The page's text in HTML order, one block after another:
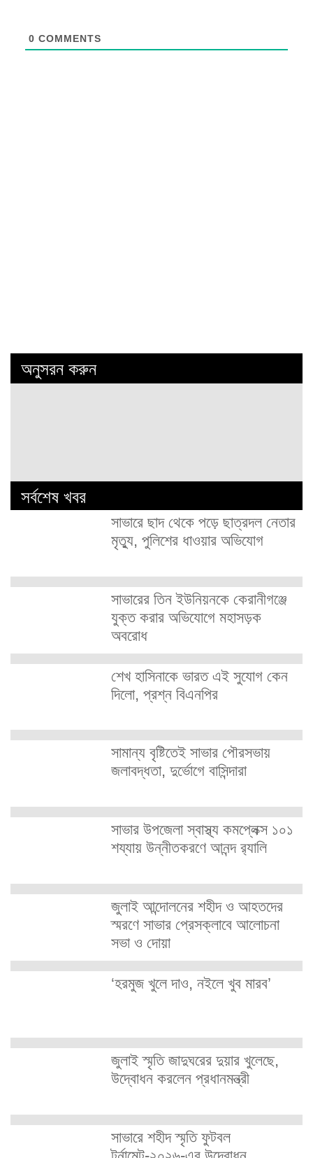
0 COMMENTS
অনুসরন করুন
সর্বশেষ খবর
সাভারে ছাদ থেকে পড়ে ছাত্রদল নেতার
মৃত্যু, পুলিশের ধাওয়ার অভিযোগ
সাভারের তিন ইউনিয়নকে কেরানীগঞ্জে
যুক্ত করার অভিযোগে মহাসড়ক
অবরোধ
শেখ হাসিনাকে ভারত এই সুযোগ কেন
দিলো, প্রশ্ন বিএনপির
সামান্য বৃষ্টিতেই সাভার পৌরসভায়
জলাবদ্ধতা, দুর্ভোগে বাসিন্দারা
সাভার উপজেলা স্বাস্থ্য কমপ্লেক্স ১০১
শয্যায় উন্নীতকরণে আনন্দ র‍্যালি
জুলাই আন্দোলনের শহীদ ও আহতদের
স্মরণে সাভার প্রেসক্লাবে আলোচনা
সভা ও দোয়া
‘হরমুজ খুলে দাও, নইলে খুব মারব’
জুলাই স্মৃতি জাদুঘরের দুয়ার খুলেছে,
উদ্বোধন করলেন প্রধানমন্ত্রী
সাভারে শহীদ স্মৃতি ফুটবল